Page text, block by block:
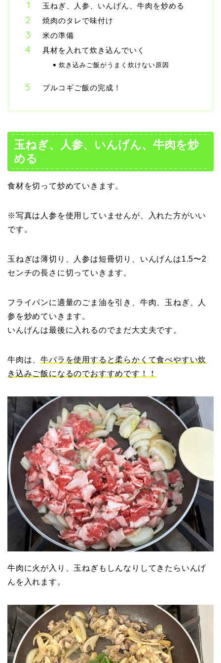
玉ねぎ、人参、いんげん、牛肉を炒める
焼肉のタレで味付け
米の準備
具材を入れて炊き込んでいく
炊き込みご飯がうまく炊けない原因
プルコギご飯の完成！
玉ねぎ、人参、いんげん、牛肉を炒
める
食材を切って炒めていきます。
※写真は人参を使用していませんが、入れた方がいい
です。
玉ねぎは薄切り、人参は短冊切り、いんげんは1.5〜2
センチの長さに切っていきます。
フライパンに適量のごま油を引き、牛肉、玉ねぎ、人
参を炒めていきます。
いんげんは最後に入れるのでまだ大丈夫です。
牛肉は、牛バラを使用すると柔らかくて食べやすい炊
き込みご飯になるのでおすすめです！！
牛肉に火が入り、玉ねぎもしんなりしてきたらいんげ
んを入れます。